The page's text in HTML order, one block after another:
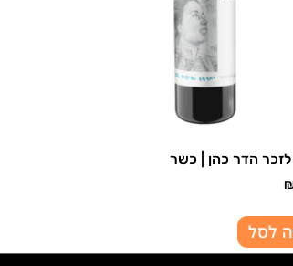
לזכר הדר כהן | כשר
לסל